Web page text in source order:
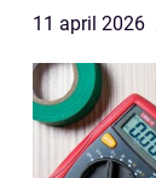
11 april 2026